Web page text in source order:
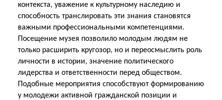
контекста, уважение к культурному наследию и
способность транслировать эти знания становятся
важными профессиональными компетенциями.
Посещение музея позволило молодым людям не
только расширить кругозор, но и переосмыслить роль
личности в истории, значение политического
лидерства и ответственности перед обществом.
Подобные мероприятия способствуют формированию
у молодежи активной гражданской позиции и